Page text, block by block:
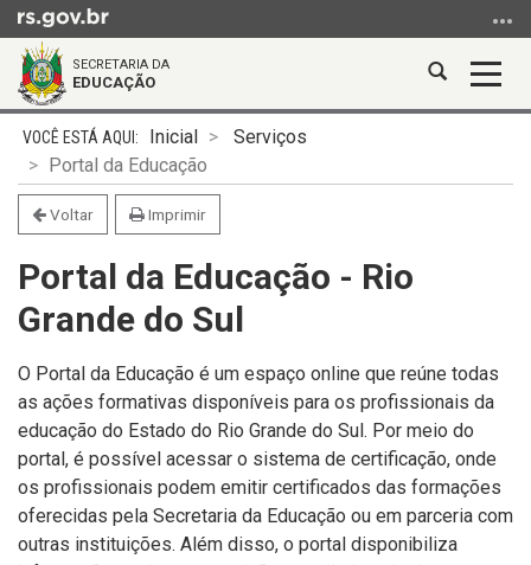
para
conteúdo
menu
para
busca
SECRETARIA DA
EDUCAÇÃO
Abrir
Início
conteúdo
Inicial
Serviços
Portal da Educação
Voltar Imprimir
Portal da Educação - Rio
Grande do Sul
O Portal da Educação é um espaço online que reúne todas
as ações formativas disponíveis para os profissionais da
educação do Estado do Rio Grande do Sul. Por meio do
portal, é possível acessar o sistema de certificação, onde
os profissionais podem emitir certificados das formações
oferecidas pela Secretaria da Educação ou em parceria com
outras instituições. Além disso, o portal disponibiliza